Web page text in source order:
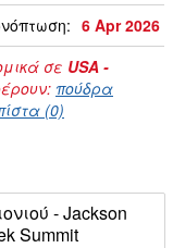
6 Apr 2026
σε USA -
πούδρα
(0)
- Jackson
Summit